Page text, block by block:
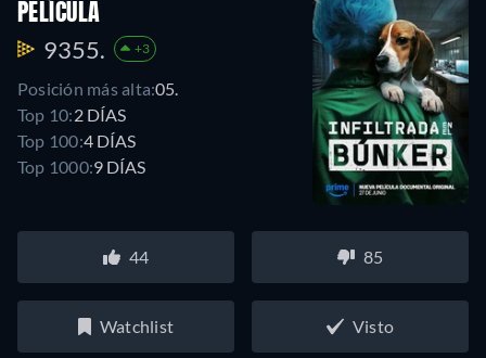
PELÍCULA
9355. +3
Posición más alta:05.
Top 10:2 DÍAS
Top 100:4 DÍAS
Top 1000:9 DÍAS
44 85
Watchlist Visto